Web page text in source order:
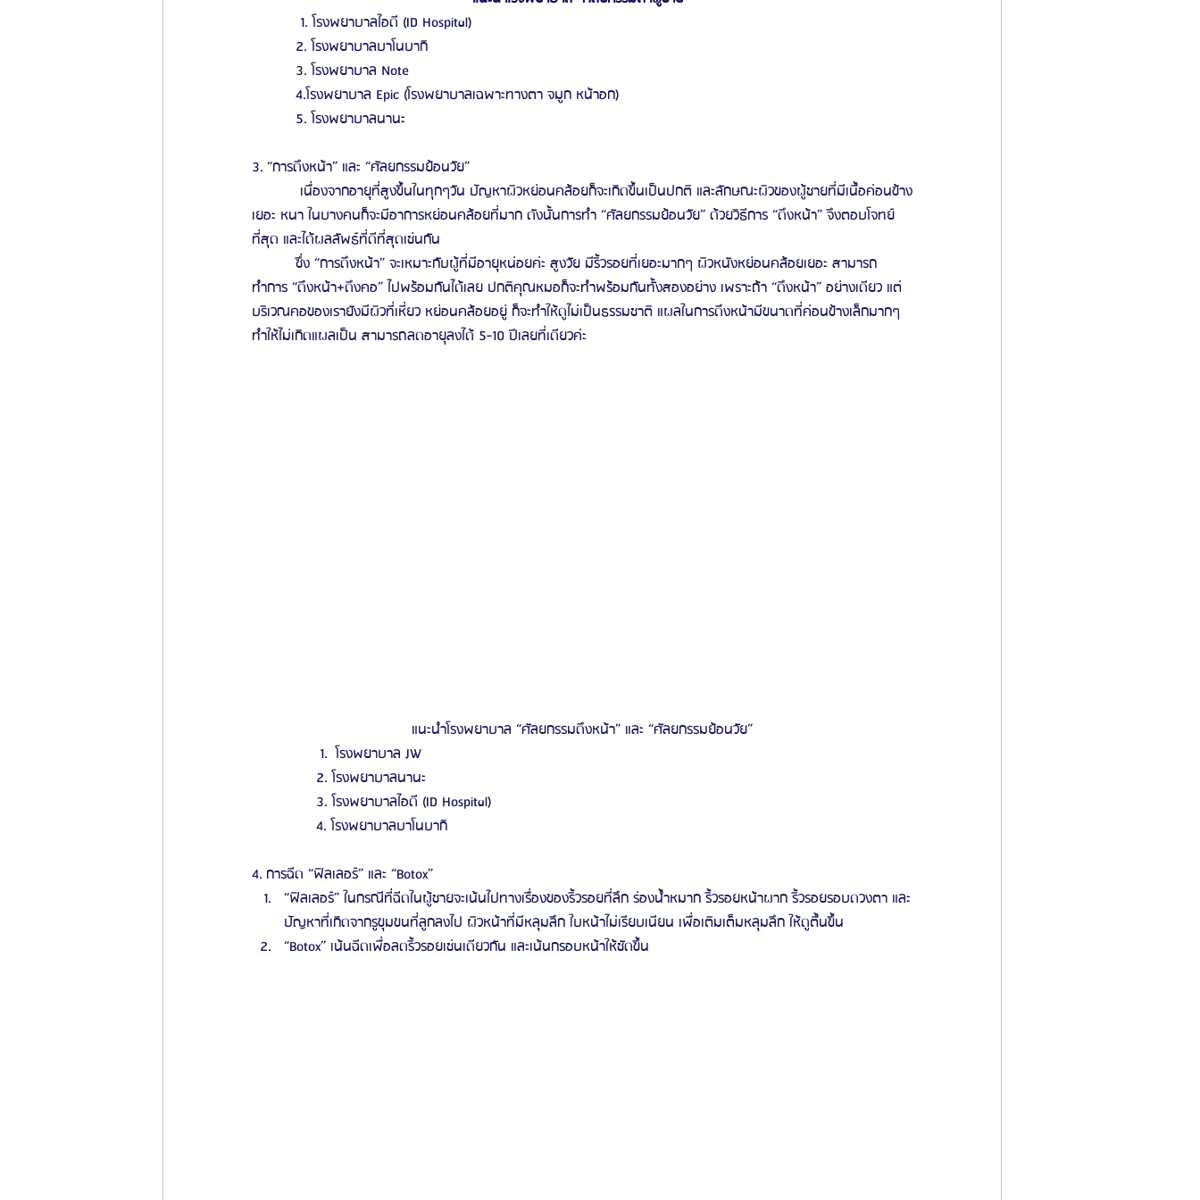
1. โรงพยาบาลไอดี (ID Hospital)
2. โรงพยาบาลบาโนบากิ
3. โรงพยาบาล Note
4.โรงพยาบาล Epic (โรงพยาบาลเฉพาะทางตา จมูก หน้าอก)
5. โรงพยาบาลนานะ
3. “การดึงหน้า” และ “ศัลยกรรมย้อนวัย”
เนื่องจากอายุที่สูงขึ้นในทุกๆวัน ปัญหาผิวหย่อนคล้อยก็จะเกิดขึ้นเป็นปกติ และลักษณะผิวของผู้ชายที่มีเนื้อค่อนข้าง
เยอะ หนา ในบางคนก็จะมีอาการหย่อนคล้อยที่มาก ดังนั้นการทำ “ศัลยกรรมย้อนวัย” ด้วยวิธีการ “ดึงหน้า” จึงตอบโจทย์
ที่สุด และได้ผลลัพธ์ที่ดีที่สุดเช่นกัน
ซึ่ง “การดึงหน้า” จะเหมาะกับผู้ที่มีอายุหน่อยค่ะ สูงวัย มีริ้วรอยที่เยอะมากๆ ผิวหนังหย่อนคล้อยเยอะ สามารถ
ทำการ “ดึงหน้า+ดึงคอ” ไปพร้อมกันได้เลย ปกติคุณหมอก็จะทำพร้อมกันทั้งสองอย่าง เพราะถ้า “ดึงหน้า” อย่างเดียว แต่
บริเวณคอของเรายังมีผิวที่เหี่ยว หย่อนคล้อยอยู่ ก็จะทำให้ดูไม่เป็นธรรมชาติ แผลในการดึงหน้ามีขนาดที่ค่อนข้างเล็กมากๆ
ทำให้ไม่เกิดแผลเป็น สามารถลดอายุลงได้ 5-10 ปีเลยที่เดียวค่ะ
แนะนำโรงพยาบาล “ศัลยกรรมดึงหน้า” และ “ศัลยกรรมย้อนวัย”
1.  โรงพยาบาล JW
2. โรงพยาบาลนานะ
3. โรงพยาบาลไอดี (ID Hospital)
4. โรงพยาบาลบาโนบากิ
4. การฉีด “ฟิลเลอร์” และ “Botox”
“ฟิลเลอร์” ในกรณีที่ฉีดในผู้ชายจะเน้นไปทางเรื่องของริ้วรอยที่ลึก ร่องน้ำหมาก ริ้วรอยหน้าผาก ริ้วรอยรอบดวงตา และ
ปัญหาที่เกิดจากรูขุมขนที่ลูกลงไป ผิวหน้าที่มีหลุมลึก ใบหน้าไม่เรียบเนียน เพื่อเติมเต็มหลุมลึก ให้ดูตื้นขึ้น
“Botox” เน้นฉีดเพื่อลดริ้วรอยเช่นเดียวกัน และเน้นกรอบหน้าให้ชัดขึ้น